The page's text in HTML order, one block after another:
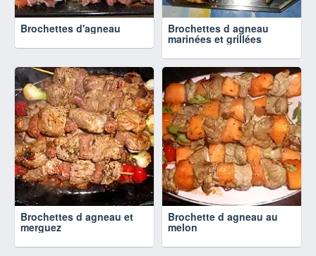
Brochettes d'agneau Brochettes d agneau
marinées et grillées
Brochettes d agneau et
merguez
Brochette d agneau au
melon